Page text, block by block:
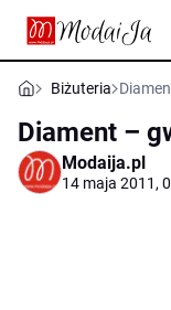
Biżuteria
Diament –
Modaija.pl
14 maja 2011,